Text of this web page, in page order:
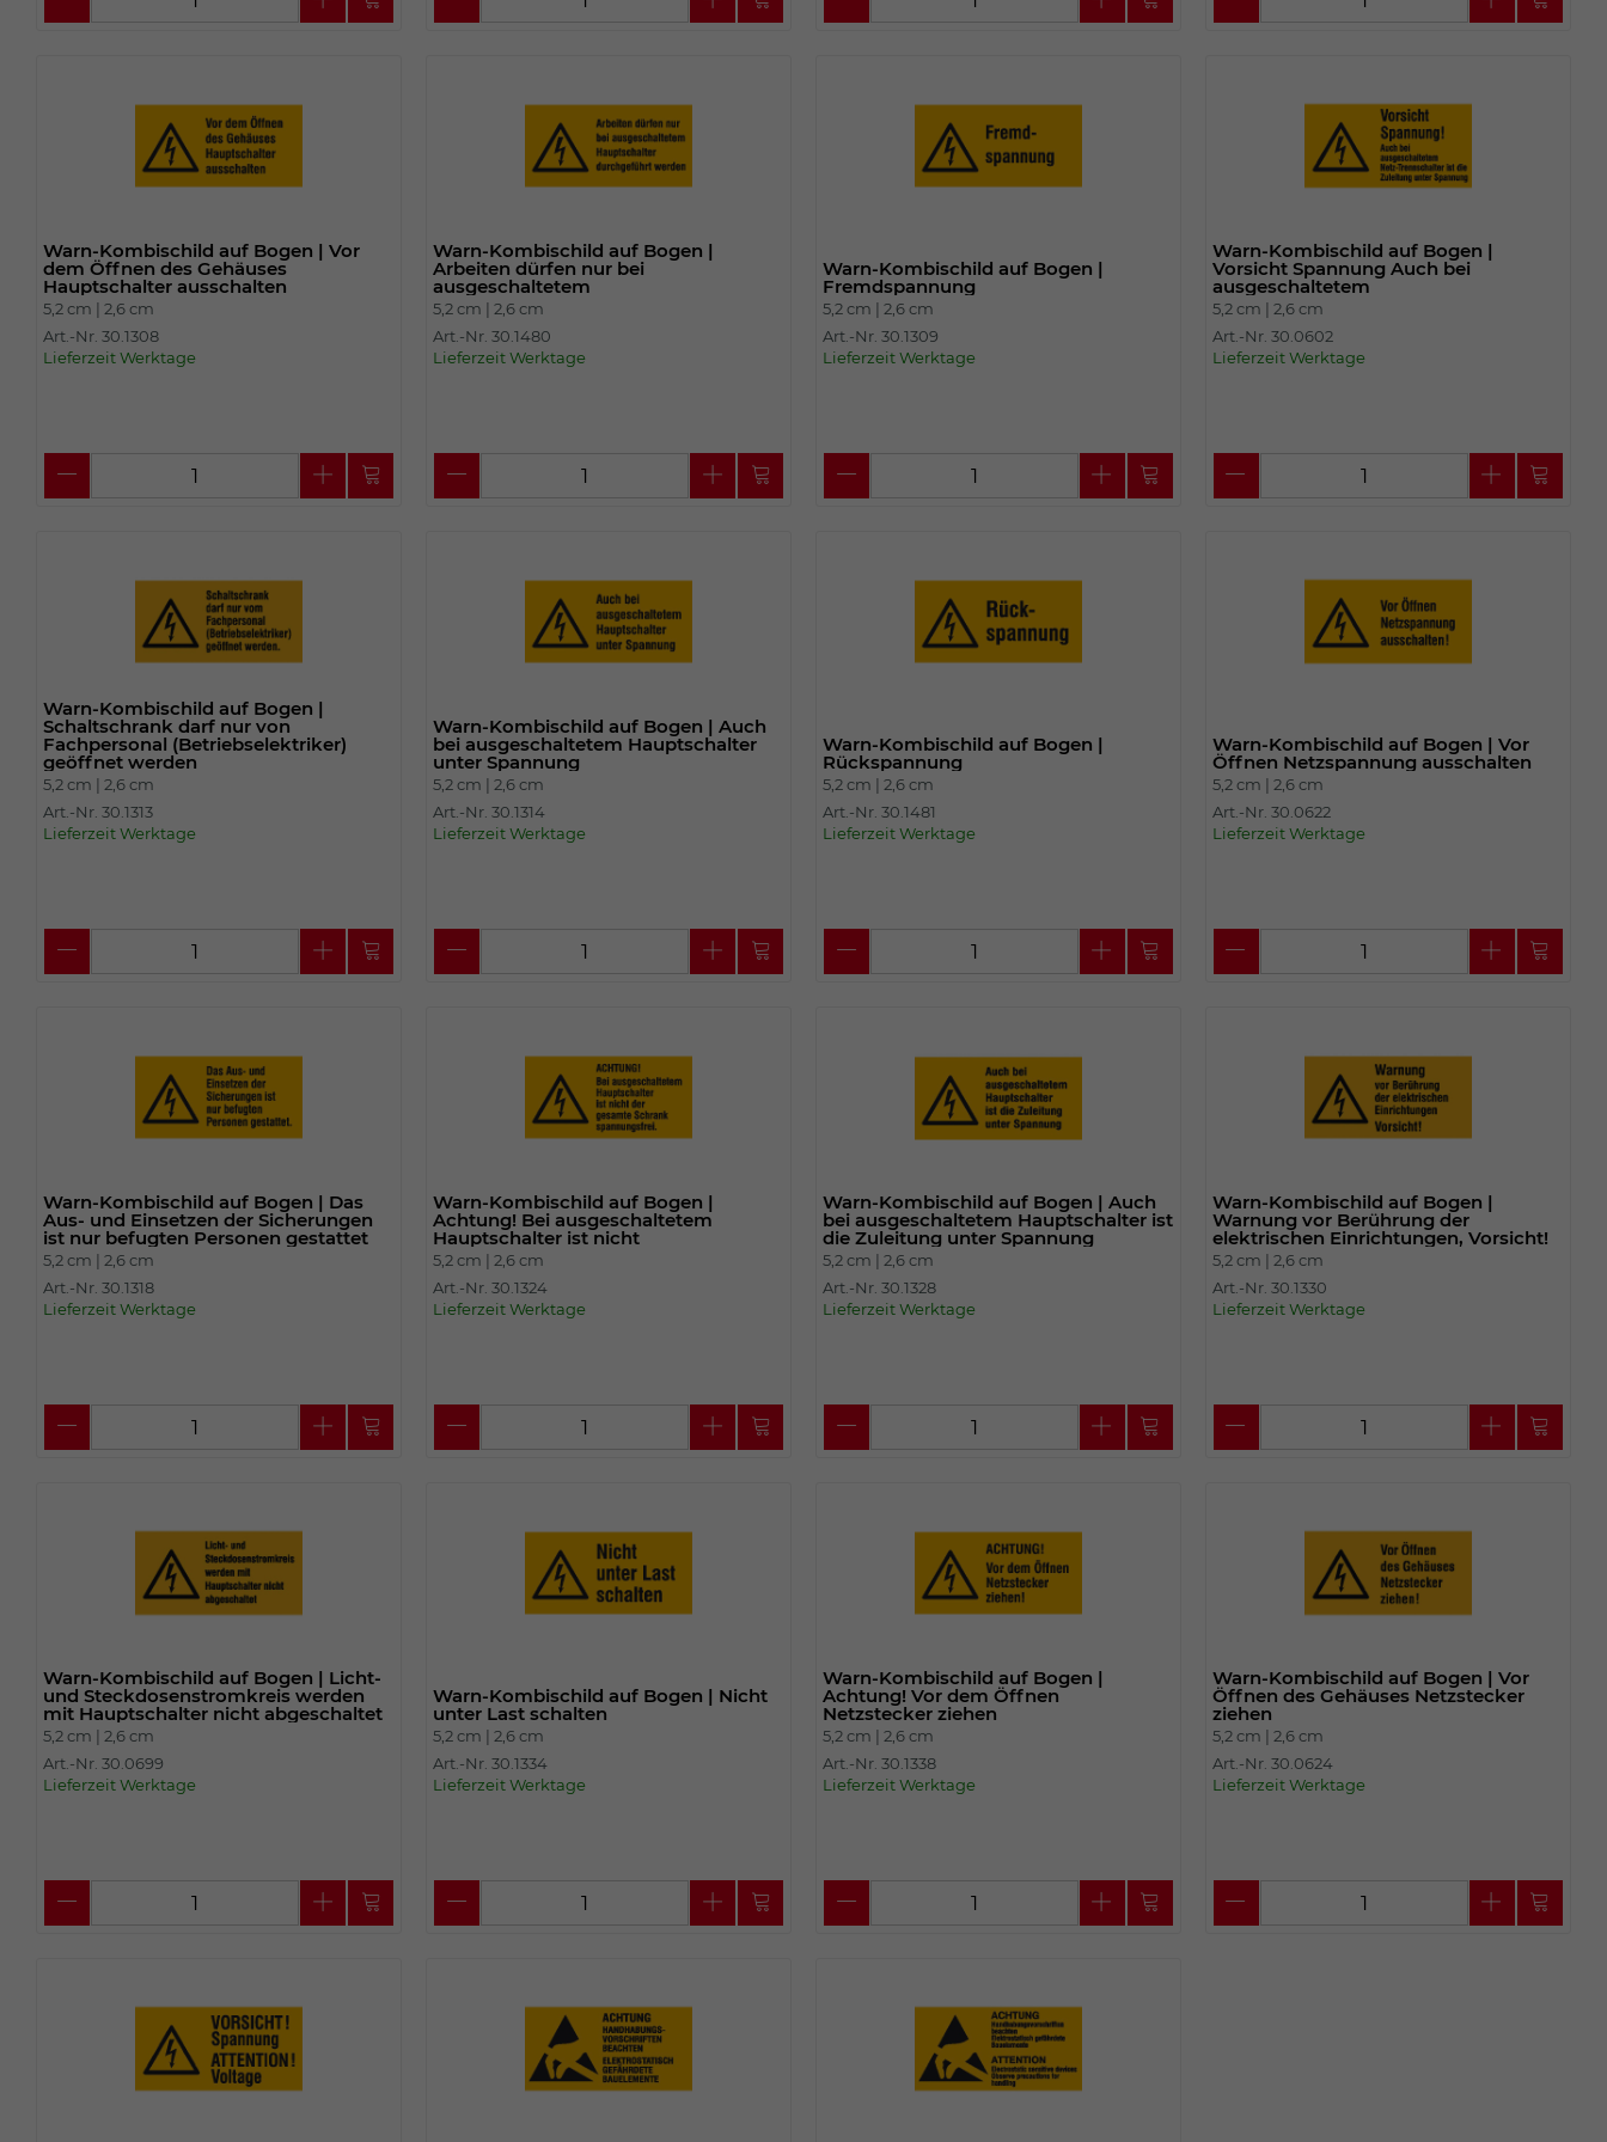
Warn-Kombischild auf Bogen | Vor
dem Öffnen des Gehäuses
Hauptschalter ausschalten
5,2 cm |2,6 cm
Art.-Nr. 30.1308
Lieferzeit Werktage
Warn-Kombischild auf Bogen |
Arbeiten dürfen nur bei
ausgeschaltetem
5,2 cm |2,6 cm
Art.-Nr. 30.1480
Lieferzeit Werktage
Warn-Kombischild auf Bogen |
Fremdspannung
5,2 cm | 2,6 cm
Art.-Nr. 30.1309
Lieferzeit Werktage
Warn-Kombischild auf Bogen |
Vorsicht Spannung Auch bei
ausgeschaltetem
5,2 cm | 2,6 cm
Art.-Nr. 30.0602
Lieferzeit Werktage
Warn-Kombischild auf Bogen |
Schaltschrank darf nur von
Fachpersonal (Betriebselektriker)
geöffnet werden
5,2 cm |2,6 cm
Art.-Nr. 30.1313
Lieferzeit Werktage
Warn-Kombischild auf Bogen | Auch
bei ausgeschaltetem Hauptschalter
unter Spannung
5,2 cm |2,6 cm
Art.-Nr. 30.1314
Lieferzeit Werktage
Warn-Kombischild auf Bogen |
Rückspannung
5,2 cm | 2,6 cm
Art.-Nr. 30.1481
Lieferzeit Werktage
Warn-Kombischild auf Bogen | Vor
Öffnen Netzspannung ausschalten
5,2 cm | 2,6 cm
Art.-Nr. 30.0622
Lieferzeit Werktage
Warn-Kombischild auf Bogen | Das
Aus- und Einsetzen der Sicherungen
ist nur befugten Personen gestattet
5,2 cm |2,6 cm
Art.-Nr. 30.1318
Lieferzeit Werktage
Warn-Kombischild auf Bogen |
Achtung! Bei ausgeschaltetem
Hauptschalter ist nicht
5,2 cm |2,6 cm
Art.-Nr. 30.1324
Lieferzeit Werktage
Warn-Kombischild auf Bogen | Auch
bei ausgeschaltetem Hauptschalter ist
die Zuleitung unter Spannung
5,2 cm | 2,6 cm
Art.-Nr. 30.1328
Lieferzeit Werktage
Warn-Kombischild auf Bogen |
Warnung vor Berührung der
elektrischen Einrichtungen, Vorsicht!
5,2 cm | 2,6 cm
Art.-Nr. 30.1330
Lieferzeit Werktage
Warn-Kombischild auf Bogen | Licht-
und Steckdosenstromkreis werden
mit Hauptschalter nicht abgeschaltet
5,2 cm |2,6 cm
Art.-Nr. 30.0699
Lieferzeit Werktage
Warn-Kombischild auf Bogen | Nicht
unter Last schalten
5,2 cm |2,6 cm
Art.-Nr. 30.1334
Lieferzeit Werktage
Warn-Kombischild auf Bogen |
Achtung! Vor dem Öffnen
Netzstecker ziehen
5,2 cm | 2,6 cm
Art.-Nr. 30.1338
Lieferzeit Werktage
Warn-Kombischild auf Bogen | Vor
Öffnen des Gehäuses Netzstecker
ziehen
5,2 cm | 2,6 cm
Art.-Nr. 30.0624
Lieferzeit Werktage